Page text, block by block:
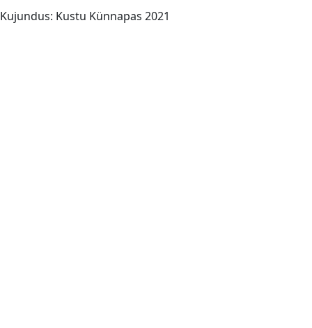
Kujundus: Kustu Künnapas 2021